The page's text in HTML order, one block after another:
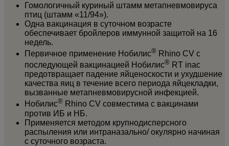
Гомологичный куриный штамм метапневмовируса
птиц (штамм «11/94»).
Одна вакцинация в суточном возрасте
обеспечивает бройлеров иммунной защитой на 16
недель.
Первичное применение Нобилис® Rhino CV с
последующей вакцинацией Нобилис® RT inac
предотвращает падение яйценоскости и ухудшение
качества яиц в течение всего периода яйцекладки,
вызванные метапневмовирусной инфекцией.
Нобилис® Rhino CV совместима с вакцинами
против ИБ и НБ.
Применяется методом крупнодисперсного
распыления или интраназально/ окулярно начиная
с суточного возраста.